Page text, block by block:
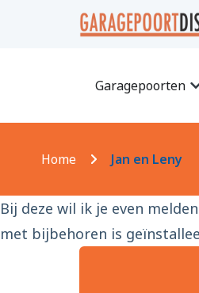
Garagepoorten
Home Jan en Leny
Bij deze wil ik je even
met bijbehoren is